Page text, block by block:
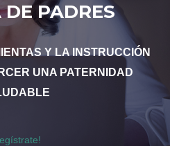
DE PADRES
Y LA INSTRUCCIÓN
UNA PATERNIDAD